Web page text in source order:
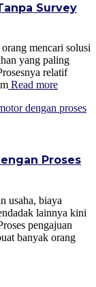
Survey
mencari solusi
yang paling
relatif
Read more
Proses
usaha, biaya
lainnya kini
pengajuan
banyak orang